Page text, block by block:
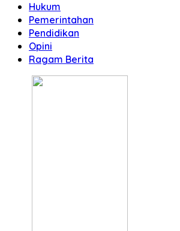
Hukum
Pemerintahan
Pendidikan
Opini
Ragam Berita